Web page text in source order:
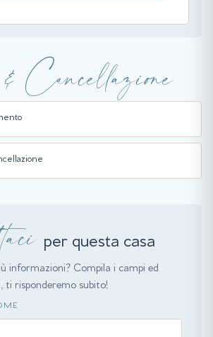
Cancellazione
per questa casa
informazioni? Compila i campi ed
ti risponderemo subito!